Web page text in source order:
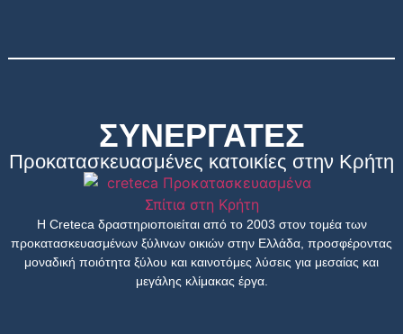
ΣΥΝΕΡΓΑΤΕΣ
Προκατασκευασμένες κατοικίες στην Κρήτη
Η Creteca δραστηριοποιείται από το 2003 στον τομέα των
προκατασκευασμένων ξύλινων οικιών στην Ελλάδα, προσφέροντας
μοναδική ποιότητα ξύλου και καινοτόμες λύσεις για μεσαίας και
μεγάλης κλίμακας έργα.